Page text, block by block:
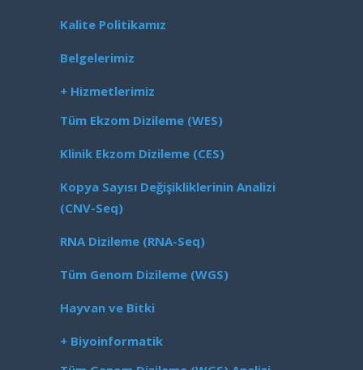
Kalite Politikamız
Belgelerimiz
+ Hizmetlerimiz
Tüm Ekzom Dizileme (WES)
Klinik Ekzom Dizileme (CES)
Kopya Sayısı Değişikliklerinin Analizi
(CNV-Seq)
RNA Dizileme (RNA-Seq)
Tüm Genom Dizileme (WGS)
Hayvan ve Bitki
+ Biyoinformatik